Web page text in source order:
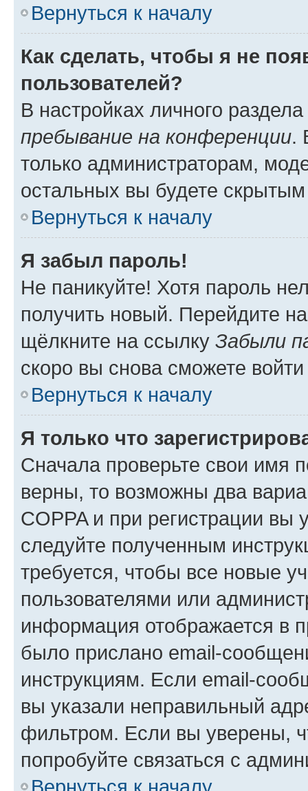
Вернуться к началу
Как сделать, чтобы я не
пользователей?
В настройках личного
пребывание на конференции.
только администраторам,
остальных вы будете
Вернуться к началу
Я забыл пароль!
Не паникуйте! Хотя пароль
получить новый. Перейдите
щёлкните на ссылку Забыли
скоро вы снова сможете
Вернуться к началу
Я только что
Сначала проверьте свои имя
верны, то возможны два
COPPA и при регистрации вы
следуйте полученным
требуется, чтобы все новые
пользователями или
информация отображается в
было прислано email-
инструкциям. Если email-
вы указали неправильный
фильтром. Если вы уверены,
попробуйте связаться с
Вернуться к началу